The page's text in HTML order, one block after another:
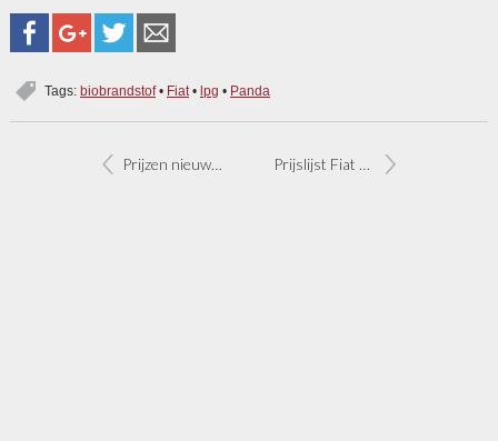
Tags: biobrandstof• Fiat• lpg • Panda
Prijzen nieuwe Fiat Panda-uitvoeringen Prijslijst Fiat 500L begint bij 18.995 euro